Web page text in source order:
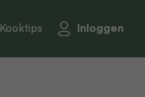
Kooktips Inloggen